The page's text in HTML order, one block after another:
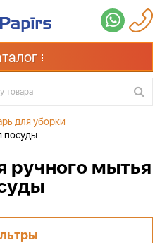
для уборки
посуды
ручного мытья